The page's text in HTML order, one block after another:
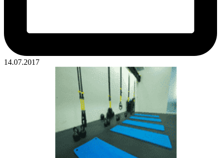
14.07.2017